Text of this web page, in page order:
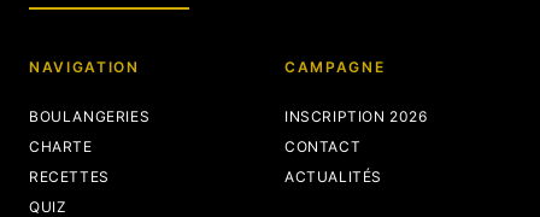
NAVIGATION
BOULANGERIES
CHARTE
RECETTES
QUIZ
CAMPAGNE
INSCRIPTION 2026
CONTACT
ACTUALITÉS